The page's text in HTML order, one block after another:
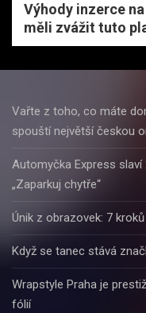
Výhody inzerce
měli zvážit tuto
Vařte z toho, co máte
spouští největší českou
Automyčka Express
„Zaparkuj chytře“
Únik z obrazovek: 7
Když se tanec stává
Wrapstyle Praha je
fólií